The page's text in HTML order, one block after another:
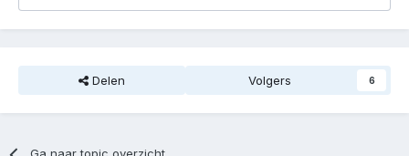
Delen Volgers 6